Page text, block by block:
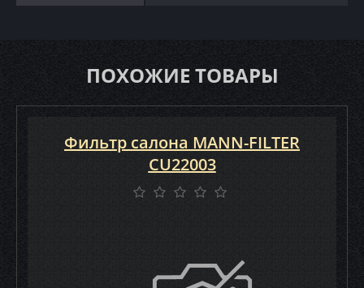
ПОХОЖИЕ ТОВАРЫ
Фильтр салона MANN-FILTER
CU22003